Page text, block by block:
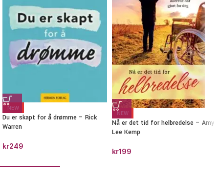
NEW
Du er skapt for å drømme – Rick
Warren
kr249
NEW
Nå er det tid for helbredelse – Amy
Lee Kemp
kr199